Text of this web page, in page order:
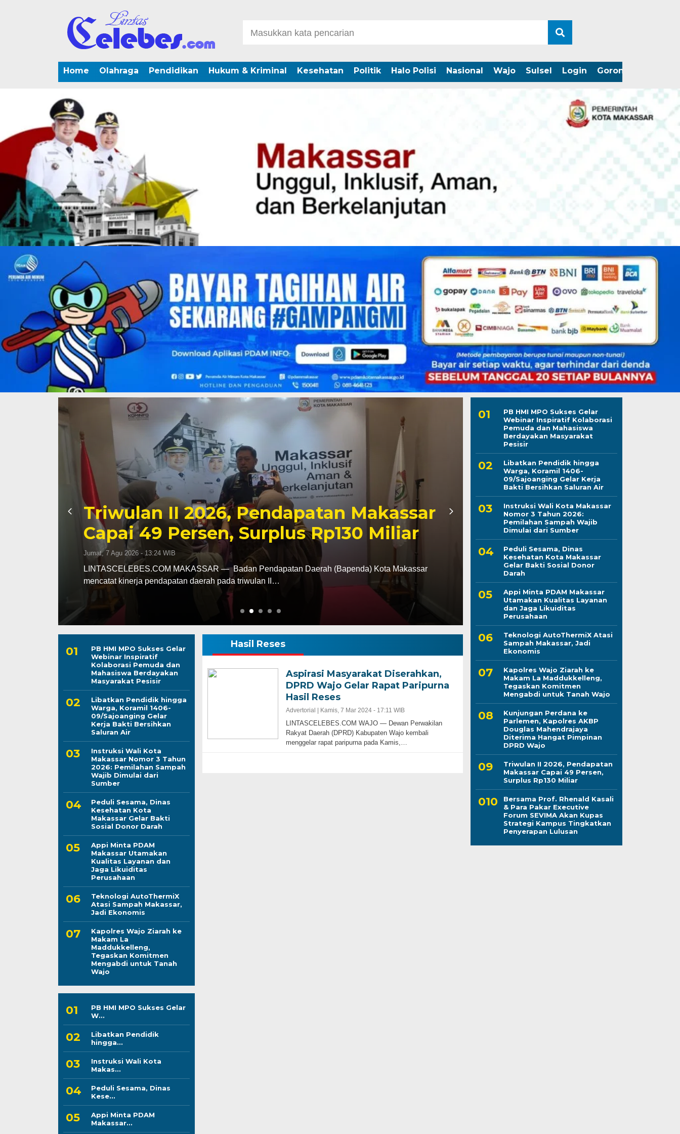
Home Olahraga Pendidikan Hukum & Kriminal Kesehatan Politik Halo Polisi Nasional Wajo Sulsel Login Gorontalo
Kapolres Wajo Ziarah ke Makam La
Maddukkelleng, Tegaskan Komitmen
Mengabdi untuk Tanah Wajo
Jumat, 7 Agu 2026 - 08:42 WIB
LINTASCELEBES.COM WAJO — Mengawali tugas sebagai Kapolres Wajo, AKBP Douglas
Mahendrajaya menunjukkan penghormatan terhadap sejarah dan…
Peduli Sesama,
Makassar Gelar
Darah
Kamis, 6 Agu 2026 - 21:28 WIB
LINTASCELEBES.COM MAKASSAR — Dinas
Darma Wanita Persatuan (DWP) Dinkes Makassar
PB HMI MPO Sukses Gelar
Webinar Inspiratif
Kolaborasi Pemuda dan
Mahasiswa Berdayakan
Masyarakat Pesisir
Libatkan Pendidik hingga
Warga, Koramil 1406-
09/Sajoanging Gelar
Kerja Bakti Bersihkan
Saluran Air
Instruksi Wali Kota
Makassar Nomor 3 Tahun
2026: Pemilahan Sampah
Wajib Dimulai dari
Sumber
Peduli Sesama, Dinas
Kesehatan Kota
Makassar Gelar Bakti
Sosial Donor Darah
Appi Minta PDAM
Makassar Utamakan
Kualitas Layanan dan
Jaga Likuiditas
Perusahaan
Teknologi AutoThermiX
Atasi Sampah Makassar,
Jadi Ekonomis
Kapolres Wajo Ziarah ke
Makam La
Maddukkelleng,
Tegaskan Komitmen
Mengabdi untuk Tanah
Wajo
PB HMI MPO Sukses Gelar
W...
Libatkan Pendidik
hingga...
Instruksi Wali Kota
Makas...
Peduli Sesama, Dinas
Kese...
Appi Minta PDAM
Makassar...
Hasil Reses
Aspirasi Masyarakat Diserahkan,
DPRD Wajo Gelar Rapat Paripurna
Hasil Reses
Advertorial | Kamis, 7 Mar 2024 - 17:11 WIB
LINTASCELEBES.COM WAJO — Dewan Perwakilan
Rakyat Daerah (DPRD) Kabupaten Wajo kembali
menggelar rapat paripurna pada Kamis,…
PB HMI MPO Sukses Gelar
Webinar Inspiratif Kolaborasi
Pemuda dan Mahasiswa
Berdayakan Masyarakat
Pesisir
Libatkan Pendidik hingga
Warga, Koramil 1406-
09/Sajoanging Gelar Kerja
Bakti Bersihkan Saluran Air
Instruksi Wali Kota Makassar
Nomor 3 Tahun 2026:
Pemilahan Sampah Wajib
Dimulai dari Sumber
Peduli Sesama, Dinas
Kesehatan Kota Makassar
Gelar Bakti Sosial Donor
Darah
Appi Minta PDAM Makassar
Utamakan Kualitas Layanan
dan Jaga Likuiditas
Perusahaan
Teknologi AutoThermiX Atasi
Sampah Makassar, Jadi
Ekonomis
Kapolres Wajo Ziarah ke
Makam La Maddukkelleng,
Tegaskan Komitmen
Mengabdi untuk Tanah Wajo
Kunjungan Perdana ke
Parlemen, Kapolres AKBP
Douglas Mahendrajaya
Diterima Hangat Pimpinan
DPRD Wajo
Triwulan II 2026, Pendapatan
Makassar Capai 49 Persen,
Surplus Rp130 Miliar
Bersama Prof. Rhenald Kasali
& Para Pakar Executive
Forum SEVIMA Akan Kupas
Strategi Kampus Tingkatkan
Penyerapan Lulusan